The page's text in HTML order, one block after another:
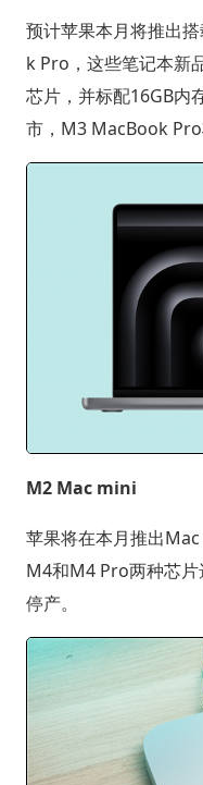
预计苹果本月将推出
k Pro，这些笔记本新
芯片，并标配16GB内
市，M3 MacBook Pro
M2 Mac mini
苹果将在本月推出
M4和M4 Pro两种芯
停产。